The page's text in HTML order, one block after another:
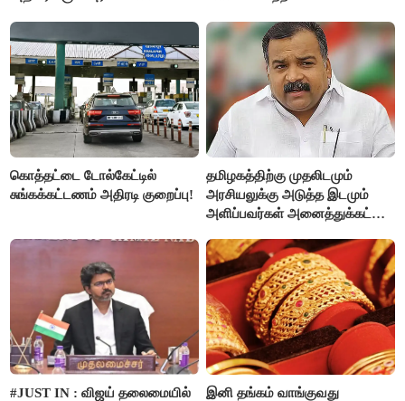
கொத்தட்டை டோல்கேட்டில்
சுங்கக்கட்டணம் அதிரடி குறைப்பு!
தமிழகத்திற்கு முதலிடமும்
அரசியலுக்கு அடுத்த இடமும்
அளிப்பவர்கள் அனைத்துக்கட்சி
பங்கேற்பார்கள் - மாணிக்கம்
தாகூர்..!!
#JUST IN : விஜய் தலைமையில்
இனி தங்கம் வாங்குவது